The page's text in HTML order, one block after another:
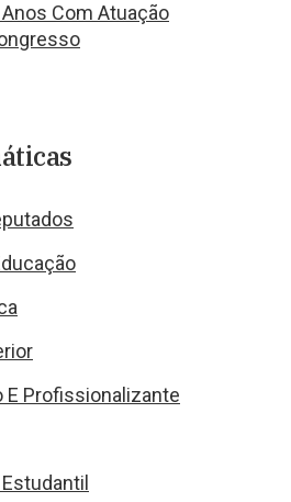
Com Atuação
E Profissionalizante